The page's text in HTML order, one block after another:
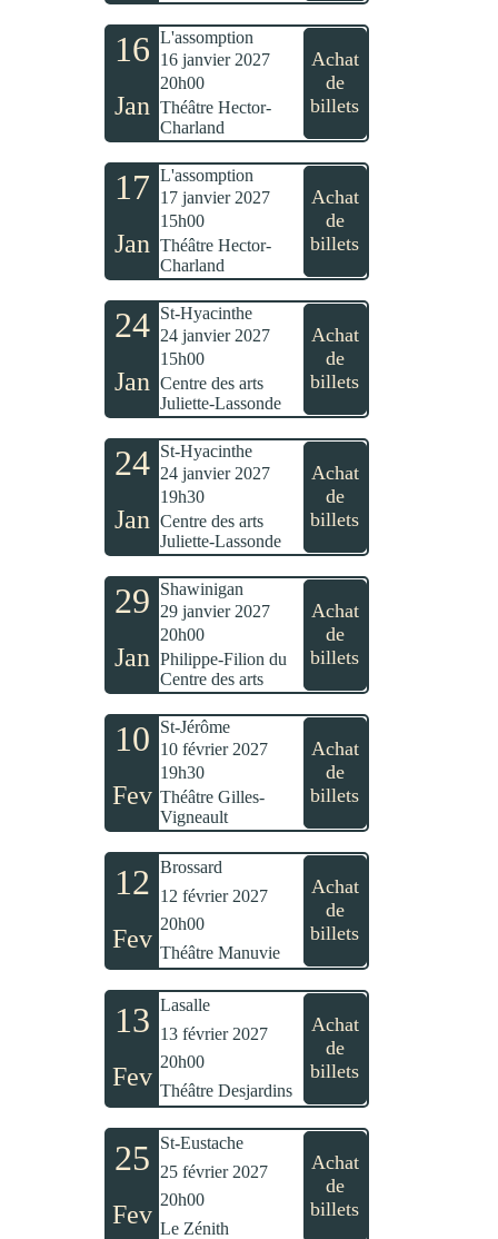
16 L'assomption
Achat
de
billets
16 janvier 2027
Jan
20h00
Théâtre Hector-
Charland
17 L'assomption
Achat
de
billets
17 janvier 2027
Jan
15h00
Théâtre Hector-
Charland
24 St-Hyacinthe
Achat
de
billets
24 janvier 2027
Jan
15h00
Centre des arts
Juliette-Lassonde
24 St-Hyacinthe
Achat
de
billets
24 janvier 2027
Jan
19h30
Centre des arts
Juliette-Lassonde
29 Shawinigan
Achat
de
billets
29 janvier 2027
Jan
20h00
Philippe-Filion du
Centre des arts
10 St-Jérôme
Achat
de
billets
10 février 2027
Fev
19h30
Théâtre Gilles-
Vigneault
12 Brossard
Achat
de
billets
12 février 2027
Fev
20h00
Théâtre Manuvie
13 Lasalle
Achat
de
billets
13 février 2027
Fev
20h00
Théâtre Desjardins
25 St-Eustache
Achat
de
billets
25 février 2027
Fev
20h00
Le Zénith